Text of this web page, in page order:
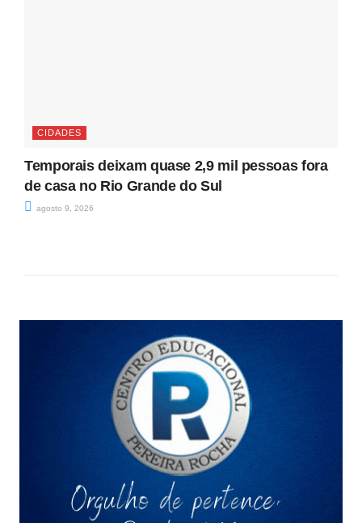
CIDADES
Temporais deixam quase 2,9 mil pessoas fora
de casa no Rio Grande do Sul
agosto 9, 2026